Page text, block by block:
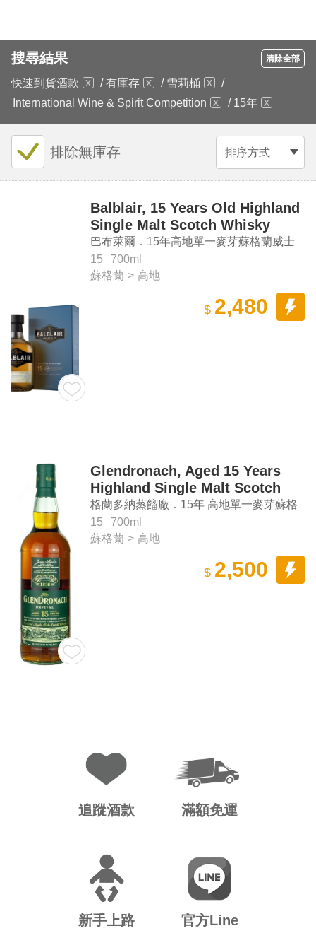
搜尋結果 清除全部
快速到貨酒款 / 有庫存 / 雪莉桶
/
International Wine & Spirit Competition
/ 15年
排序方式
排除無庫存
Balblair, 15 Years Old Highland
Single Malt Scotch Whisky
巴布萊爾．15年高地單一麥芽蘇格蘭威士
忌
15
700ml
蘇格蘭 > 高地
$ 2,480
Glendronach, Aged 15 Years
Highland Single Malt Scotch
Whisky
格蘭多納蒸餾廠．15年 高地單一麥芽蘇格
蘭威士忌
15
700ml
蘇格蘭 > 高地
$ 2,500
追蹤酒款 滿額免運
新手上路 官方Line